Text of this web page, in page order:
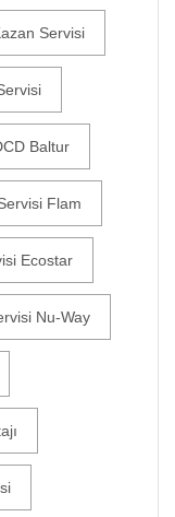
Servisi
Baltur
Flam
Ecostar
Nu-Way